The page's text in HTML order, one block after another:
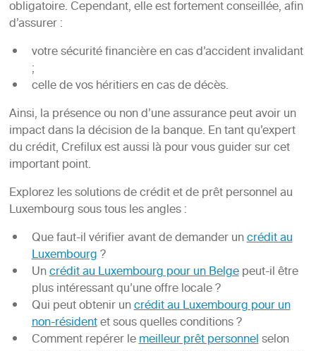
obligatoire. Cependant, elle est fortement conseillée, afin
d’assurer :
votre sécurité financière en cas d’accident invalidant
;
celle de vos héritiers en cas de décès.
Ainsi, la présence ou non d’une assurance peut avoir un
impact dans la décision de la banque. En tant qu’expert
du crédit, Crefilux est aussi là pour vous guider sur cet
important point.
Explorez les solutions de crédit et de prêt personnel au
Luxembourg sous tous les angles :
Que faut-il vérifier avant de demander uncrédit au
Luxembourg?
Uncrédit au Luxembourg pour un Belgepeut-il être
plus intéressant qu’une offre locale ?
Qui peut obtenir uncrédit au Luxembourg pour un
non-résidentet sous quelles conditions ?
Comment repérer lemeilleur prêt personnelselon